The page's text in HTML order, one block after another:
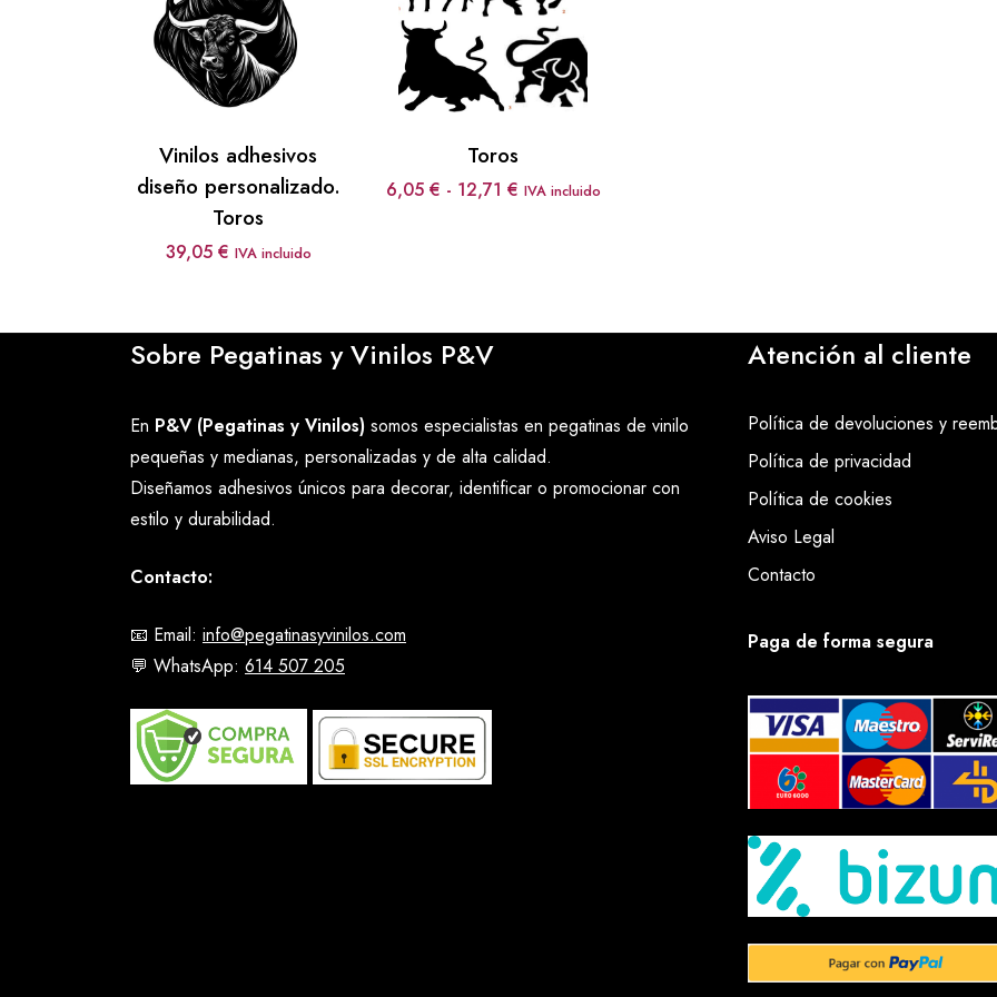
Vinilos adhesivos
diseño personalizado.
Toros
39,05 € IVA incluido
Toros
6,05 € - 12,71 €Rango
IVA incluido
Sobre Pegatinas y Vinilos P&V
En P&V (Pegatinas y Vinilos) somos especialistas en pegatinas de vinilo
pequeñas y medianas, personalizadas y de alta calidad.
Diseñamos adhesivos únicos para decorar, identificar o promocionar con
estilo y durabilidad.
Contacto:
📧 Email: info@pegatinasyvinilos.com
💬 WhatsApp: 614 507 205
Atención al cliente
Política de devoluciones y
Política de privacidad
Política de cookies
Aviso Legal
Contacto
Paga de forma segura